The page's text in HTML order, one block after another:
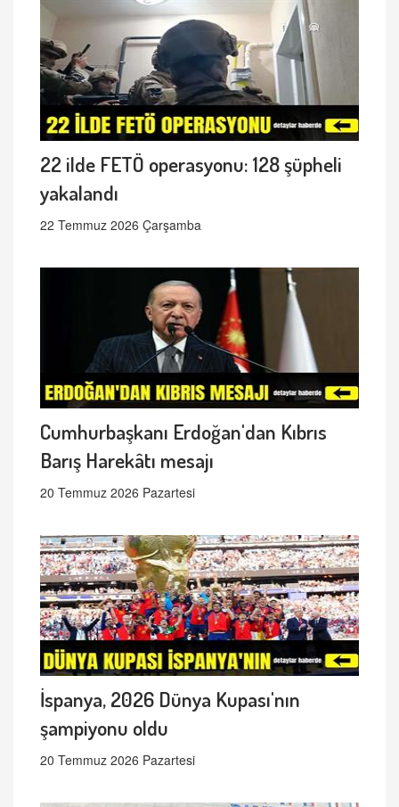
22 ilde FETÖ operasyonu: 128 şüpheli
yakalandı
22 Temmuz 2026 Çarşamba
Cumhurbaşkanı Erdoğan'dan Kıbrıs
Barış Harekâtı mesajı
20 Temmuz 2026 Pazartesi
İspanya, 2026 Dünya Kupası'nın
şampiyonu oldu
20 Temmuz 2026 Pazartesi